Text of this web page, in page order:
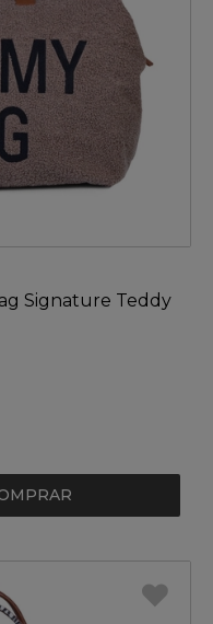
Signature Teddy